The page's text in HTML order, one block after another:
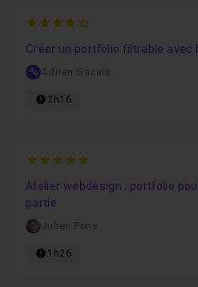
4.9230769230769
Créer un portfolio filtrable avec
Adrien Gazaix
2h16
5
Atelier webdesign : portfolio
partie
Julien Pons
1h26